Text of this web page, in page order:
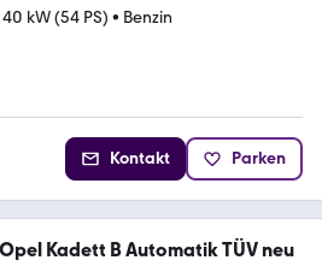
40 kW (54 PS) • Benzin
Kontakt Parken
Opel Kadett B Automatik TÜV neu